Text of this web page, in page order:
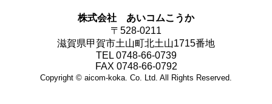
株式会社 あいコムこうか
〒528-0211
滋賀県甲賀市土山町北土山1715番地
TEL 0748-66-0739
FAX 0748-66-0792
Copyright © aicom-koka. Co. Ltd. All Rights Reserved.